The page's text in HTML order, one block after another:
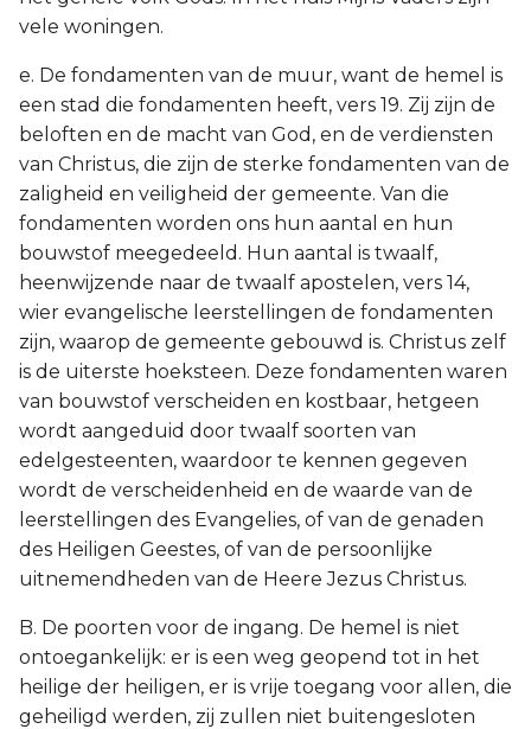
vele woningen.
e. De fondamenten van de muur, want de hemel is
een stad die fondamenten heeft, vers 19. Zij zijn de
beloften en de macht van God, en de verdiensten
van Christus, die zijn de sterke fondamenten van de
zaligheid en veiligheid der gemeente. Van die
fondamenten worden ons hun aantal en hun
bouwstof meegedeeld. Hun aantal is twaalf,
heenwijzende naar de twaalf apostelen, vers 14,
wier evangelische leerstellingen de fondamenten
zijn, waarop de gemeente gebouwd is. Christus zelf
is de uiterste hoeksteen. Deze fondamenten waren
van bouwstof verscheiden en kostbaar, hetgeen
wordt aangeduid door twaalf soorten van
edelgesteenten, waardoor te kennen gegeven
wordt de verscheidenheid en de waarde van de
leerstellingen des Evangelies, of van de genaden
des Heiligen Geestes, of van de persoonlijke
uitnemendheden van de Heere Jezus Christus.
B. De poorten voor de ingang. De hemel is niet
ontoegankelijk: er is een weg geopend tot in het
heilige der heiligen, er is vrije toegang voor allen, die
geheiligd werden, zij zullen niet buitengesloten